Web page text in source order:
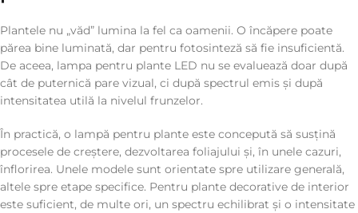
Plantele nu „văd” lumina la fel ca oamenii. O încăpere poate
părea bine luminată, dar pentru fotosinteză să fie insuficientă.
De aceea, lampa pentru plante LED nu se evaluează doar după
cât de puternică pare vizual, ci după spectrul emis și după
intensitatea utilă la nivelul frunzelor.
În practică, o lampă pentru plante este concepută să susțină
procesele de creștere, dezvoltarea foliajului și, în unele cazuri,
înflorirea. Unele modele sunt orientate spre utilizare generală,
altele spre etape specifice. Pentru plante decorative de interior
este suficient, de multe ori, un spectru echilibrat și o intensitate